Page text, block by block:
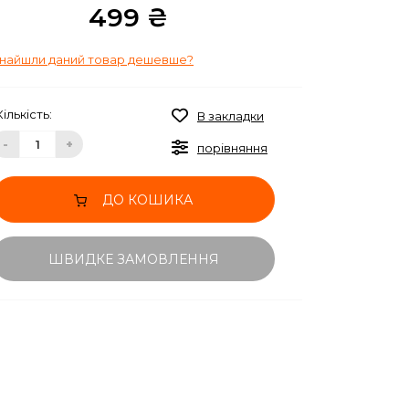
499 ₴
даний товар дешевше?
- +
В закладки
порівняння
ДО КОШИКА
ШВИДКЕ ЗАМОВЛЕННЯ